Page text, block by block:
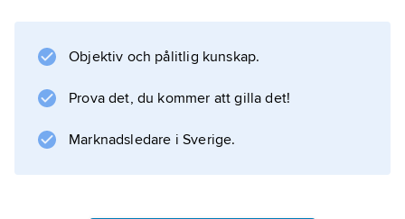
handelsmän som köpte pälsar av samerna,
från djur som dessa fångat.
Objektiv och pålitlig kunskap.
Prova det, du kommer att gilla det!
Marknadsledare i Sverige.